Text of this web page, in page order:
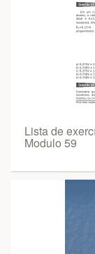
Lista de
Modulo 59